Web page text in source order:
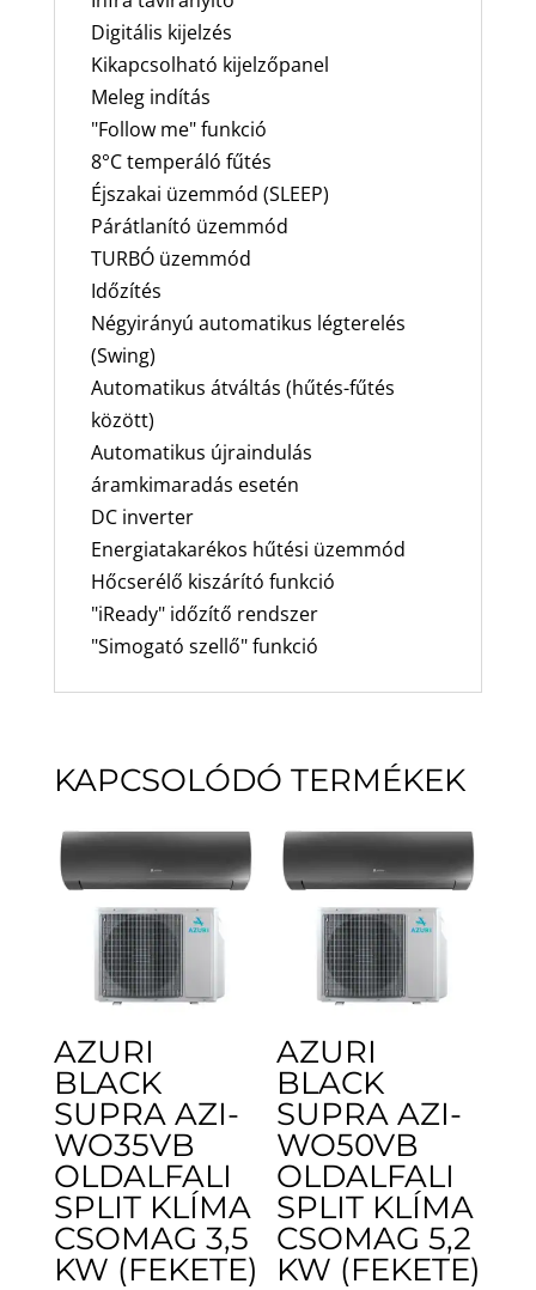
Digitális kijelzés
Kikapcsolható kijelzőpanel
Meleg indítás
"Follow me" funkció
8°C temperáló fűtés
Éjszakai üzemmód (SLEEP)
Párátlanító üzemmód
TURBÓ üzemmód
Időzítés
Négyirányú automatikus légterelés
(Swing)
Automatikus átváltás (hűtés-fűtés
között)
Automatikus újraindulás
áramkimaradás esetén
DC inverter
Energiatakarékos hűtési üzemmód
Hőcserélő kiszárító funkció
"iReady" időzítő rendszer
"Simogató szellő" funkció
KAPCSOLÓDÓ TERMÉKEK
AZURI
BLACK
SUPRA AZI-
WO35VB
OLDALFALI
SPLIT KLÍMA
CSOMAG 3,5
KW (FEKETE)
AZURI
BLACK
SUPRA AZI-
WO50VB
OLDALFALI
SPLIT KLÍMA
CSOMAG 5,2
KW (FEKETE)